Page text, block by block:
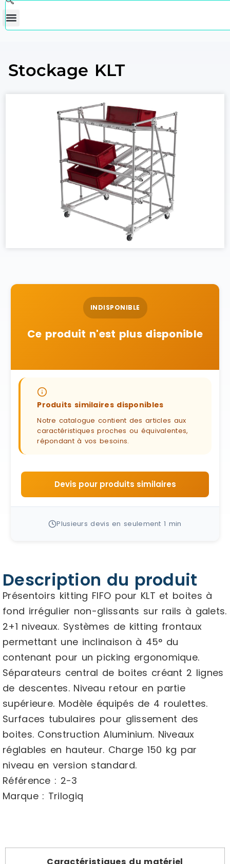
Stockage KLT
INDISPONIBLE
Ce produit n'est plus disponible
Produits similaires disponibles
Notre catalogue contient des articles aux
caractéristiques proches ou équivalentes,
répondant à vos besoins.
Devis pour produits similaires
Plusieurs devis en seulement 1 min
Description du produit
Présentoirs kitting FIFO pour KLT et boites à
fond irrégulier non-glissants sur rails à galets.
2+1 niveaux. Systèmes de kitting frontaux
permettant une inclinaison à 45° du
contenant pour un picking ergonomique.
Séparateurs central de boites créant 2 lignes
de descentes. Niveau retour en partie
supérieure. Modèle équipés de 4 roulettes.
Surfaces tubulaires pour glissement des
boites. Construction Aluminium. Niveaux
réglables en hauteur. Charge 150 kg par
niveau en version standard.
Référence : 2-3
Marque : Trilogiq